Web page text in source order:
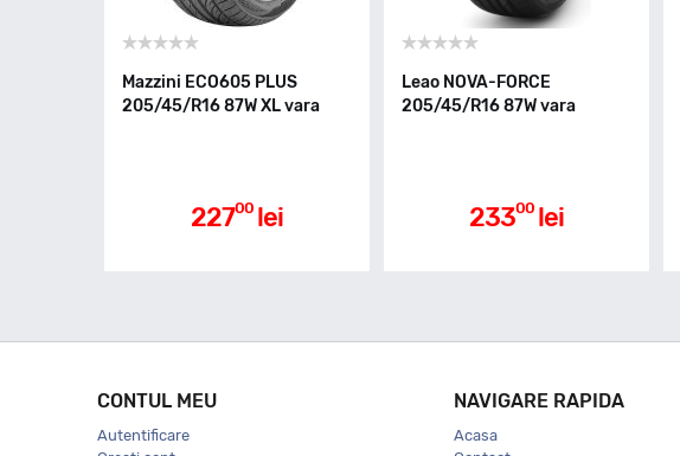
Mazzini ECO605 PLUS
205/45/R16 87W XL vara
22700 lei
Leao NOVA-FORCE
205/45/R16 87W vara
23300 lei
CONTUL MEU
Autentificare
NAVIGARE RAPIDA
Acasa